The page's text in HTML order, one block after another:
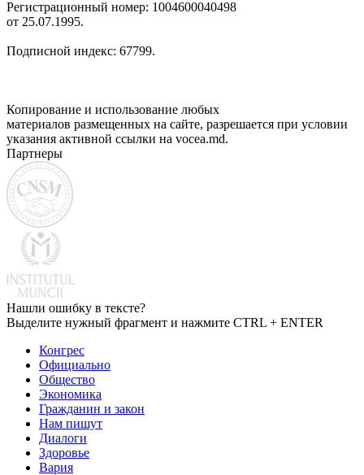
Регистрационный номер: 1004600040498
от 25.07.1995.
Подписной индекс: 67799.
Копирование и использование любых
материалов размещенных на сайте, разрешается при условии
указания активной ссылки на vocea.md.
Партнеры
Нашли ошибку в тексте?
Выделите нужный фрагмент и нажмите CTRL + ENTER
Конгрес
Официально
Общество
Экономика
Гражданин и закон
Нам пишут
Диалоги
Здоровье
Вария